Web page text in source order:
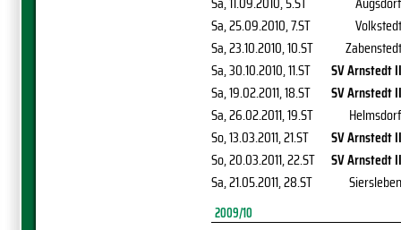
Sa, 25.09.2010, 7.ST
Volkstedt
Sa, 23.10.2010, 10.ST
Zabenstedt
Sa, 30.10.2010, 11.ST
SV Arnstedt II
Sa, 19.02.2011, 18.ST
SV Arnstedt II
Sa, 26.02.2011, 19.ST
Helmsdorf
So, 13.03.2011, 21.ST
SV Arnstedt II
So, 20.03.2011, 22.ST
SV Arnstedt II
Sa, 21.05.2011, 28.ST Siersleben
2009/10